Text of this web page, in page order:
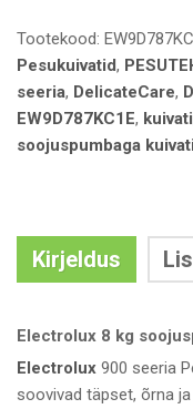
Tootekood:
Pesukuivatid,
seeria, DelicateCare,
EW9D787KC1E, kuivati
soojuspumbaga kuivati
Kirjeldus
Electrolux 8 kg
Electrolux 900 seeria
soovivad täpset, õrna